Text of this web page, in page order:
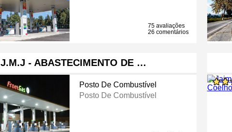
75 avaliações
26 comentários
J.M.J - ABASTECIMENTO DE …
Posto De Combustível
Posto De Combustível